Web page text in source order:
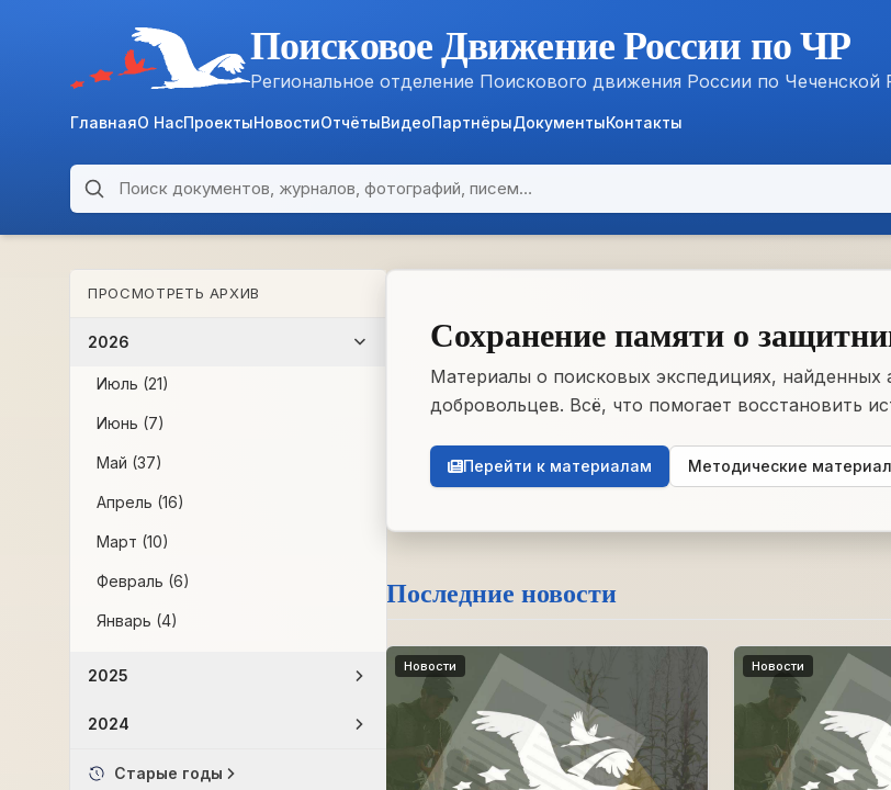
ARCHIVE
WWII • 1939–1945
Поисковое Движение России по ЧР
Региональное отделение Поискового движения России по Чеченской
ГлавнаяО НасПроектыНовостиОтчётыВидеоПартнёрыДокументыКонтакты
Поиск по архиву
ПРОСМОТРЕТЬ АРХИВ
2026
Июль (21)
Июнь (7)
Май (37)
Апрель (16)
Март (10)
Февраль (6)
Январь (4)
2025
2024
Старые годы
Сохранение памяти о
Материалы о поисковых экспедициях, найденных
добровольцев. Всё, что помогает восстановить
Перейти к материалам Методические
Последние новости
Новости Новости